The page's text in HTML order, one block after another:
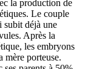
la production de
Le couple
subit déjà une
Après la
les embryons
mère porteuse.